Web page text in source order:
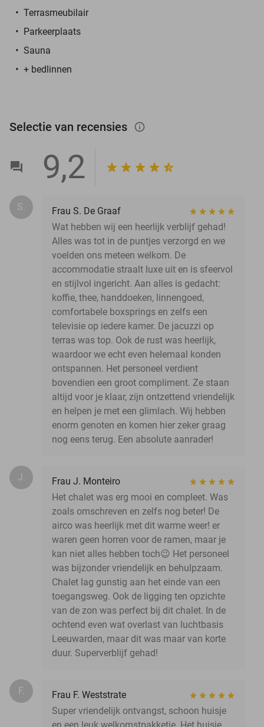
Terrasmeubilair
Parkeerplaats
Sauna
+ bedlinnen
Selectie van recensies info_outlined
9,2
S.
Frau S. De Graaf
Wat hebben wij een heerlijk verblijf gehad!
Alles was tot in de puntjes verzorgd en we
voelden ons meteen welkom. De
accommodatie straalt luxe uit en is sfeervol
en stijlvol ingericht. Aan alles is gedacht:
koffie, thee, handdoeken, linnengoed,
comfortabele boxsprings en zelfs een
televisie op iedere kamer. De jacuzzi op
terras was top. Ook de rust was heerlijk,
waardoor we echt even helemaal konden
ontspannen. Het personeel verdient
bovendien een groot compliment. Ze staan
altijd voor je klaar, zijn ontzettend vriendelijk
en helpen je met een glimlach. Wij hebben
enorm genoten en komen hier zeker graag
nog eens terug. Een absolute aanrader!
J.
Frau J. Monteiro
Het chalet was erg mooi en compleet. Was
zoals omschreven en zelfs nog beter! De
airco was heerlijk met dit warme weer! er
waren geen horren voor de ramen, maar je
kan niet alles hebben toch😉 Het personeel
was bijzonder vriendelijk en behulpzaam.
Chalet lag gunstig aan het einde van een
toegangsweg. Ook de ligging ten opzichte
van de zon was perfect bij dit chalet. In de
ochtend even wat overlast van luchtbasis
Leeuwarden, maar dit was maar van korte
duur. Superverblijf gehad!
F.
Frau F. Weststrate
Super vriendelijk ontvangst, schoon huisje